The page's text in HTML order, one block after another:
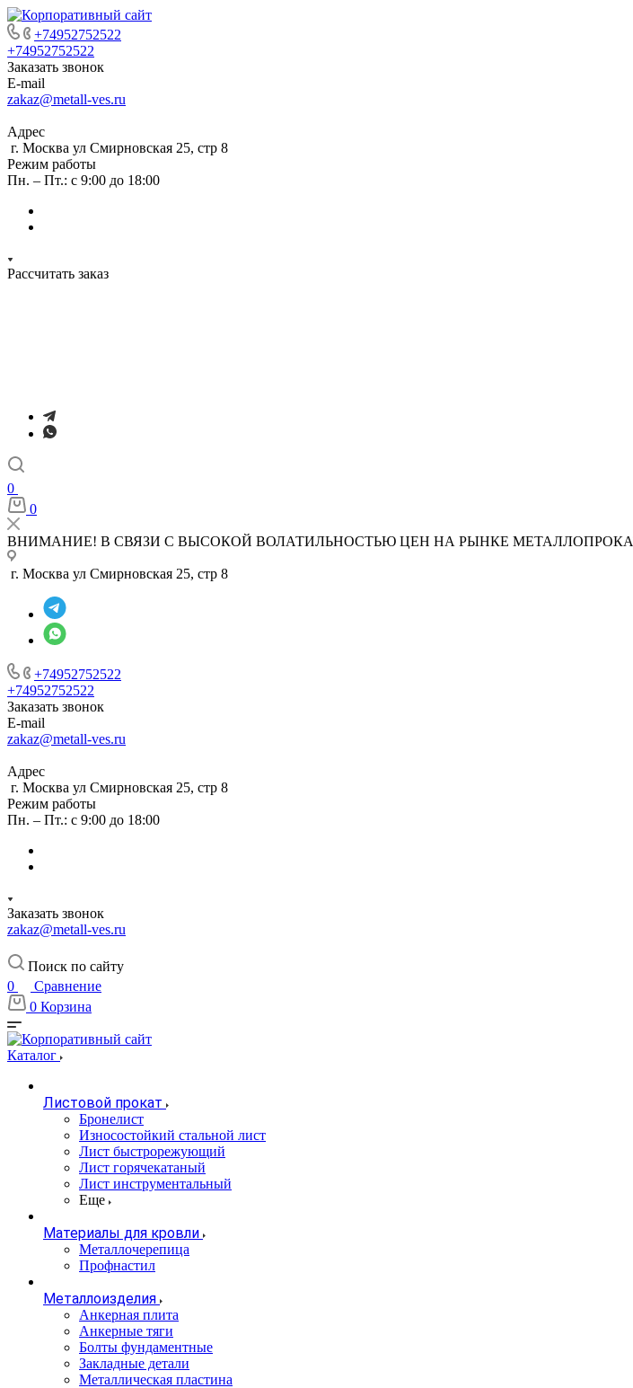
+74952752522
+74952752522
Заказать звонок
E-mail
zakaz@metall-ves.ru
Адрес
г. Москва ул Смирновская 25, стр 8
Режим работы
Пн. – Пт.: с 9:00 до 18:00
Рассчитать заказ
0
0
ВНИМАНИЕ! В СВЯЗИ С ВЫСОКОЙ ВОЛАТИЛЬНОСТЬЮ ЦЕН НА РЫНКЕ
г. Москва ул Смирновская 25, стр 8
+74952752522
+74952752522
Заказать звонок
E-mail
zakaz@metall-ves.ru
Адрес
г. Москва ул Смирновская 25, стр 8
Режим работы
Пн. – Пт.: с 9:00 до 18:00
Заказать звонок
zakaz@metall-ves.ru
Поиск по сайту
0
Сравнение
0 Корзина
Каталог
Листовой прокат
Бронелист
Износостойкий стальной лист
Лист быстрорежующий
Лист горячекатаный
Лист инструментальный
Еще
Материалы для кровли
Металлочерепица
Профнастил
Металлоизделия
Анкерная плита
Анкерные тяги
Болты фундаментные
Закладные детали
Металлическая пластина